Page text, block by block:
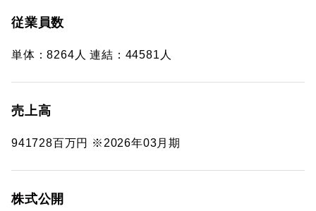
従業員数
単体：8264人 連結：44581人
売上高
941728百万円 ※2026年03月期
株式公開